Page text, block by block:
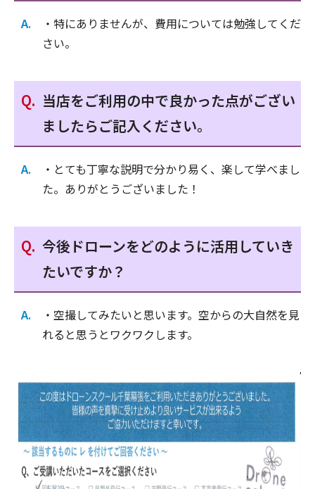
・特にありませんが、費用については勉強してくだ
さい。
当店をご利用の中で良かった点がござい
ましたらご記入ください。
・とても丁寧な説明で分かり易く、楽して学べまし
た。ありがとうございました！
今後ドローンをどのように活用していき
たいですか？
・空撮してみたいと思います。空からの大自然を見
れると思うとワクワクします。